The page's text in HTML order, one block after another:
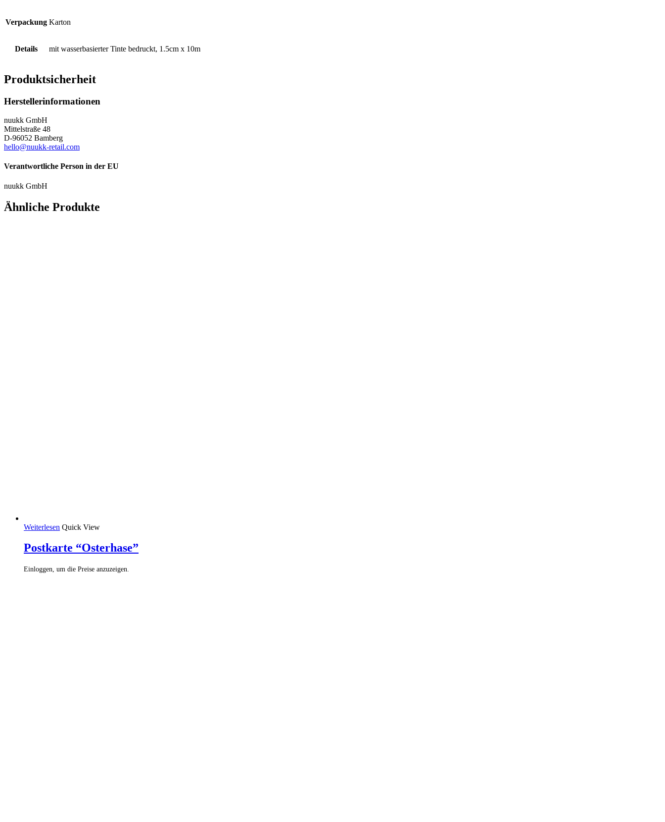
Verpackung Karton
Details mit wasserbasierter Tinte bedruckt, 1.5cm x 10m
Produktsicherheit
Herstellerinformationen
nuukk GmbH
Mittelstraße 48
D-96052 Bamberg
hello@nuukk-retail.com
Verantwortliche Person in der EU
nuukk GmbH
Ähnliche Produkte
Weiterlesen Quick View
Postkarte “Osterhase”
Einloggen, um die Preise anzuzeigen.